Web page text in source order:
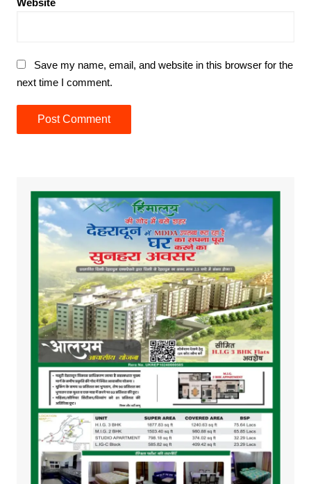
Website
Save my name, email, and website in this browser for the
next time I comment.